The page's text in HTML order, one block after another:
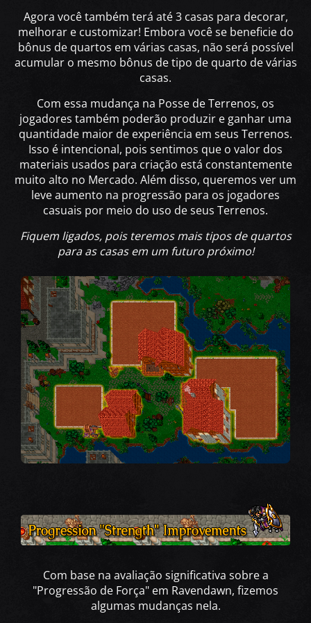
Agora você também terá até 3 casas para decorar,
melhorar e customizar! Embora você se beneficie do
bônus de quartos em várias casas, não será possível
acumular o mesmo bônus de tipo de quarto de várias
casas.
Com essa mudança na Posse de Terrenos, os
jogadores também poderão produzir e ganhar uma
quantidade maior de experiência em seus Terrenos.
Isso é intencional, pois sentimos que o valor dos
materiais usados para criação está constantemente
muito alto no Mercado. Além disso, queremos ver um
leve aumento na progressão para os jogadores
casuais por meio do uso de seus Terrenos.
Fiquem ligados, pois teremos mais tipos de quartos
para as casas em um futuro próximo!
Com base na avaliação significativa sobre a
"Progressão de Força" em Ravendawn, fizemos
algumas mudanças nela.